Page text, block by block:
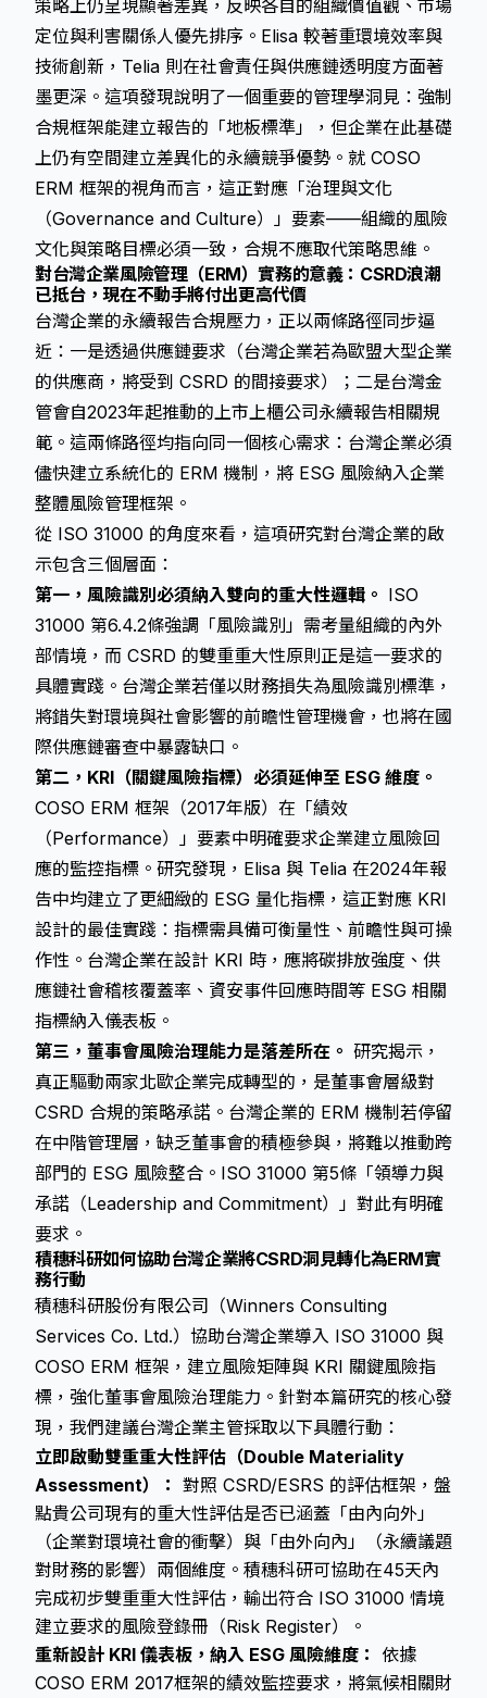
策略上仍呈現顯著差異，反映各自的組織價值觀、市場
定位與利害關係人優先排序。Elisa 較著重環境效率與
技術創新，Telia 則在社會責任與供應鏈透明度方面著
墨更深。這項發現說明了一個重要的管理學洞見：強制
合規框架能建立報告的「地板標準」，但企業在此基礎
上仍有空間建立差異化的永續競爭優勢。就 COSO
ERM 框架的視角而言，這正對應「治理與文化
（Governance and Culture）」要素——組織的風險
文化與策略目標必須一致，合規不應取代策略思維。
對台灣企業風險管理（ERM）實務的意義：CSRD浪潮
已抵台，現在不動手將付出更高代價
台灣企業的永續報告合規壓力，正以兩條路徑同步逼
近：一是透過供應鏈要求（台灣企業若為歐盟大型企業
的供應商，將受到 CSRD 的間接要求）；二是台灣金
管會自2023年起推動的上市上櫃公司永續報告相關規
範。這兩條路徑均指向同一個核心需求：台灣企業必須
儘快建立系統化的 ERM 機制，將 ESG 風險納入企業
整體風險管理框架。
從 ISO 31000 的角度來看，這項研究對台灣企業的啟
示包含三個層面：
第一，風險識別必須納入雙向的重大性邏輯。 ISO
31000 第6.4.2條強調「風險識別」需考量組織的內外
部情境，而 CSRD 的雙重重大性原則正是這一要求的
具體實踐。台灣企業若僅以財務損失為風險識別標準，
將錯失對環境與社會影響的前瞻性管理機會，也將在國
際供應鏈審查中暴露缺口。
第二，KRI（關鍵風險指標）必須延伸至 ESG 維度。
COSO ERM 框架（2017年版）在「績效
（Performance）」要素中明確要求企業建立風險回
應的監控指標。研究發現，Elisa 與 Telia 在2024年報
告中均建立了更細緻的 ESG 量化指標，這正對應 KRI
設計的最佳實踐：指標需具備可衡量性、前瞻性與可操
作性。台灣企業在設計 KRI 時，應將碳排放強度、供
應鏈社會稽核覆蓋率、資安事件回應時間等 ESG 相關
指標納入儀表板。
第三，董事會風險治理能力是落差所在。 研究揭示，
真正驅動兩家北歐企業完成轉型的，是董事會層級對
CSRD 合規的策略承諾。台灣企業的 ERM 機制若停留
在中階管理層，缺乏董事會的積極參與，將難以推動跨
部門的 ESG 風險整合。ISO 31000 第5條「領導力與
承諾（Leadership and Commitment）」對此有明確
要求。
積穗科研如何協助台灣企業將CSRD洞見轉化為ERM實
務行動
積穗科研股份有限公司（Winners Consulting
Services Co. Ltd.）協助台灣企業導入 ISO 31000 與
COSO ERM 框架，建立風險矩陣與 KRI 關鍵風險指
標，強化董事會風險治理能力。針對本篇研究的核心發
現，我們建議台灣企業主管採取以下具體行動：
立即啟動雙重重大性評估（Double Materiality
Assessment）： 對照 CSRD/ESRS 的評估框架，盤
點貴公司現有的重大性評估是否已涵蓋「由內向外」
（企業對環境社會的衝擊）與「由外向內」（永續議題
對財務的影響）兩個維度。積穗科研可協助在45天內
完成初步雙重重大性評估，輸出符合 ISO 31000 情境
建立要求的風險登錄冊（Risk Register）。
重新設計 KRI 儀表板，納入 ESG 風險維度：
依據
COSO ERM 2017框架的績效監控要求，將氣候相關財